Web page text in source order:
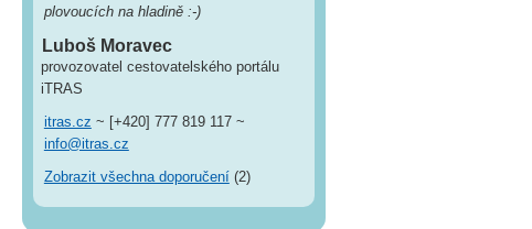
plovoucích na hladině :-)
Luboš Moravec
provozovatel cestovatelského portálu
iTRAS
itras.cz ~ [+420] 777 819 117 ~
info@itras.cz
Zobrazit všechna doporučení(2)